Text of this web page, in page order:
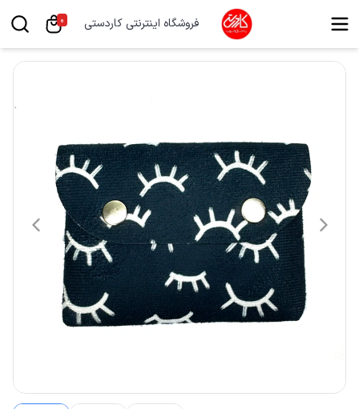
فروشگاه اینترنتی کاردستی 0